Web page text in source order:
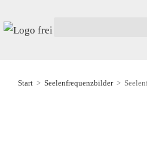
Start > Seelenfrequenzbilder >